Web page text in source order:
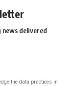
news delivered
the data practices in